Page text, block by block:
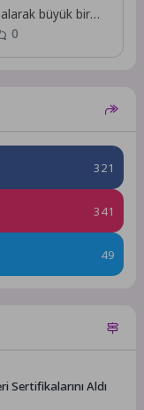
büyük bir
0
321
341
49
Sertifikalarını Aldı